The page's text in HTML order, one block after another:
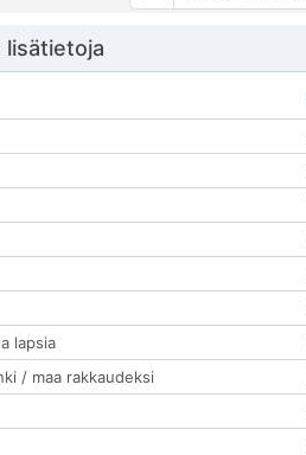
lisätietoja
lapsia
/ maa rakkaudeksi